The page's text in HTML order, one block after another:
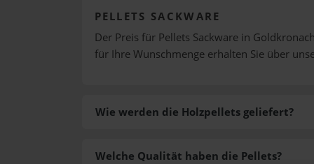
PELLETS SACKWARE
Der Preis für Pellets Sackware in
für Ihre Wunschmenge erhalten Sie über
Wie werden die Holzpellets geliefert?
Welche Qualität haben die Pellets?